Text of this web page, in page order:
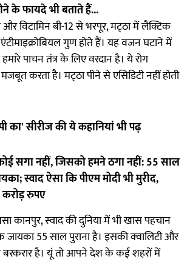
के फायदे भी बताते हैं...
विटामिन बी-12 से भरपूर, मट्‌ठा में लैक्टिक
गुण होते हैं। यह वजन घटाने में
पाचन तंत्र के लिए वरदान है। ये रोग
मजबूत करता है। मट्‌ठा पीने से एसिडिटी नहीं होती
का' सीरीज की ये कहानियां भी पढ़
सगा नहीं, जिसको हमने ठगा नहीं: 55 साल
स्वाद ऐसा कि पीएम मोदी भी मुरीद,
करोड़ रुपए
कानपुर, स्वाद की दुनिया में भी खास पहचान
जायका 55 साल पुराना है। इसकी क्वालिटी और
है। यूं तो आपने देश के कई शहरों में